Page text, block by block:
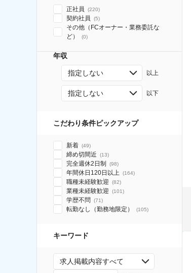
正社員 (220)
契約社員 (5)
その他（FCオーナー・業務委託な
ど）
(0)
年収
指定しない 以上
指定しない 以下
こだわり条件ピックアップ
新着 (49)
締め切間近 (13)
完全週休2日制 (98)
年間休日120日以上 (164)
職種未経験歓迎 (82)
業種未経験歓迎 (101)
学歴不問 (71)
転勤なし（勤務地限定） (105)
キーワード
求人掲載内容すべて